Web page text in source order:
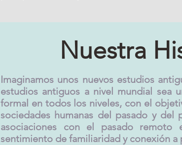
Nuestra
Imaginamos unos nuevos estudios
estudios antiguos a nivel mundial sea
formal en todos los niveles, con el
sociedades humanas del pasado y del
asociaciones con el pasado
sentimiento de familiaridad y conexión a